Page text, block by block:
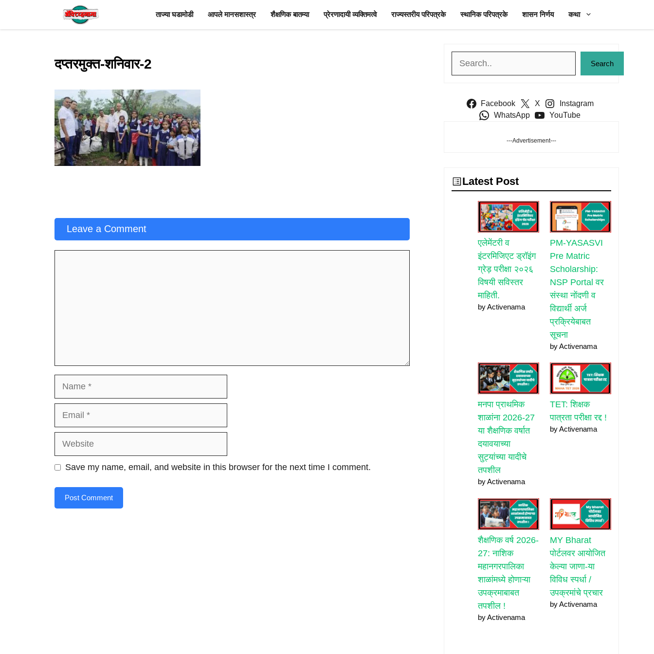
content
ताज्या घडामोडी आपले मानसशास्त्र शैक्षणिक बातम्या प्रेरणादायी व्यक्तिमत्वे राज्यस्तरीय परिपत्रके स्थानिक परिपत्रके शासन निर्णय कथा
दप्तरमुक्त-शनिवार-2
Leave a Comment
Website
Save my name, email, and website in this browser for the next time I comment.
Search
Facebook X
Instagram
WhatsApp
YouTube
---Advertisement---
Latest Post
एलेमेंटरी व
इंटरमिजिएट ड्रॉइंग
ग्रेड़ परीक्षा २०२६
विषयी सविस्तर
माहिती.
by Activenama
PM-YASASVI
Pre Matric
Scholarship:
NSP Portal वर
संस्था नोंदणी व
विद्यार्थी अर्ज
प्रक्रियेबाबत
सूचना
by Activenama
मनपा प्राथमिक
शाळांना 2026-27
या शैक्षणिक वर्षात
दयावयाच्या
सुट्यांच्या यादीचे
तपशील
by Activenama
TET: शिक्षक
पात्रता परीक्षा रद्द !
by Activenama
शैक्षणिक वर्ष 2026-
27: नाशिक
महानगरपालिका
शाळांमध्ये होणाऱ्या
उपक्रमाबाबत
तपशील !
by Activenama
MY Bharat
पोर्टलवर आयोजित
केल्या जाणा-या
विविध स्पर्धा /
उपक्रमांचे प्रचार
by Activenama